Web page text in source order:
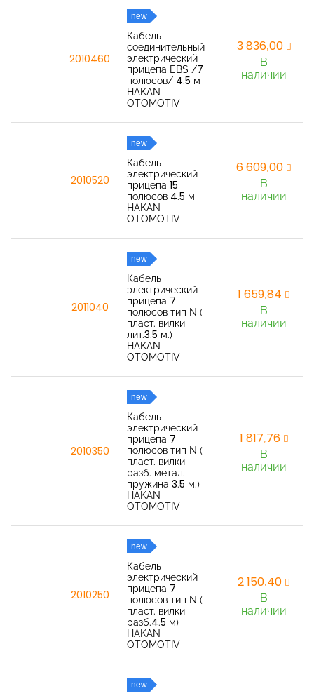
2010460
new
Кабель
соединительный
электрический
прицепа EBS /7
полюсов/ 4.5 м
HAKAN
OTOMOTIV
3 836,00
В
наличии
2010520
new
Кабель
электрический
прицепа 15
полюсов 4.5 м
HAKAN
OTOMOTIV
6 609,00
В
наличии
2011040
new
Кабель
электрический
прицепа 7
полюсов тип N (
пласт. вилки
лит.3.5 м.)
HAKAN
OTOMOTIV
1 659,84
В
наличии
2010350
new
Кабель
электрический
прицепа 7
полюсов тип N (
пласт. вилки
разб. метал.
пружина 3.5 м.)
HAKAN
OTOMOTIV
1 817,76
В
наличии
2010250
new
Кабель
электрический
прицепа 7
полюсов тип N (
пласт. вилки
разб.4.5 м)
HAKAN
OTOMOTIV
2 150,40
В
наличии
new